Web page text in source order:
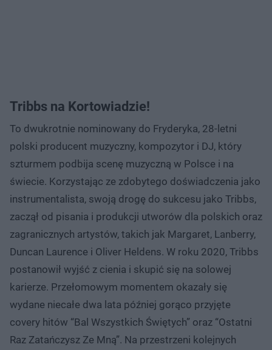
Tribbs na Kortowiadzie!
To dwukrotnie nominowany do Fryderyka, 28-letni
polski producent muzyczny, kompozytor i DJ, który
szturmem podbija scenę muzyczną w Polsce i na
świecie. Korzystając ze zdobytego doświadczenia jako
instrumentalista, swoją drogę do sukcesu jako Tribbs,
zaczął od pisania i produkcji utworów dla polskich oraz
zagranicznych artystów, takich jak Margaret, Lanberry,
Duncan Laurence i Oliver Heldens. W roku 2020, Tribbs
postanowił wyjść z cienia i skupić się na solowej
karierze. Przełomowym momentem okazały się
wydane niecałe dwa lata później gorąco przyjęte
covery hitów “Bal Wszystkich Świętych” oraz “Ostatni
Raz Zatańczysz Ze Mną”. Na przestrzeni kolejnych